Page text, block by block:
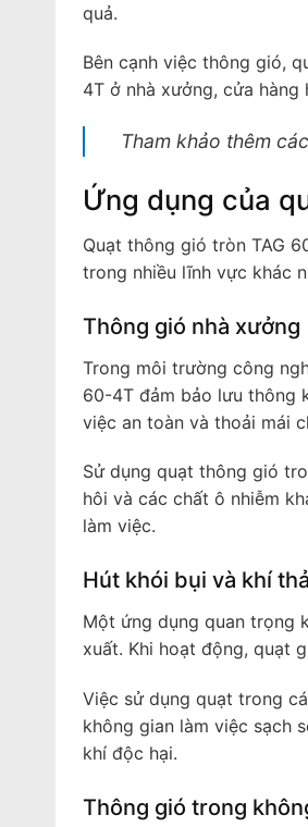
quả.
Bên cạnh việc thông gió,
4T ở nhà xưởng, cửa
Tham khảo thêm
Ứng dụng của
Quạt thông gió tròn TAG
trong nhiều lĩnh vực khác
Thông gió nhà xưởng
Trong môi trường công
60-4T đảm bảo lưu thông
việc an toàn và thoải mái
Sử dụng quạt thông gió
hôi và các chất ô nhiễm
làm việc.
Hút khói bụi và khí
Một ứng dụng quan trọng
xuất. Khi hoạt động, quạt
Việc sử dụng quạt trong
không gian làm việc sạch
khí độc hại.
Thông gió trong